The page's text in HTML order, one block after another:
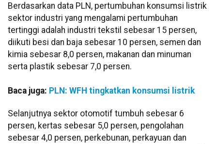
Berdasarkan data PLN, pertumbuhan konsumsi listrik
sektor industri yang mengalami pertumbuhan
tertinggi adalah industri tekstil sebesar 15 persen,
diikuti besi dan baja sebesar 10 persen, semen dan
kimia sebesar 8,0 persen, makanan dan minuman
serta plastik sebesar 7,0 persen.
Baca juga: PLN: WFH tingkatkan konsumsi listrik
Selanjutnya sektor otomotif tumbuh sebesar 6
persen, kertas sebesar 5,0 persen, pengolahan
sebesar 4,0 persen, perkebunan, perkayuan dan